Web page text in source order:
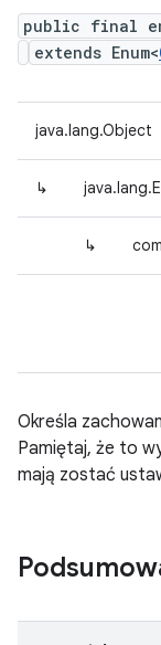
public final
extends Enum<
java.lang.Object
↳
↳
Określa
Pamiętaj, że to
mają zostać